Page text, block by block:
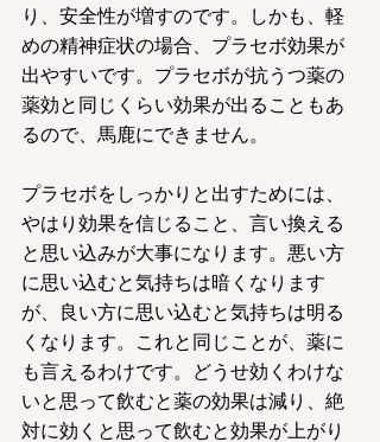
り、安全性が増すのです。しかも、軽
めの精神症状の場合、プラセボ効果が
出やすいです。プラセボが抗うつ薬の
薬効と同じくらい効果が出ることもあ
るので、馬鹿にできません。
プラセボをしっかりと出すためには、
やはり効果を信じること、言い換える
と思い込みが大事になります。悪い方
に思い込むと気持ちは暗くなります
が、良い方に思い込むと気持ちは明る
くなります。これと同じことが、薬に
も言えるわけです。どうせ効くわけな
いと思って飲むと薬の効果は減り、絶
対に効くと思って飲むと効果が上がり